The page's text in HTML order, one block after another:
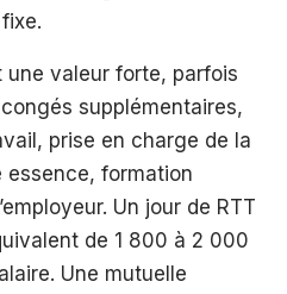
une valeur forte, parfois
supplémentaires,
prise en charge de la
formation
Un jour de RTT
de 1 800 à 2 000
Une mutuelle